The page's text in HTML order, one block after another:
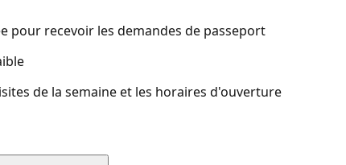
pour recevoir les demandes de passeport
de la semaine et les horaires d'ouverture